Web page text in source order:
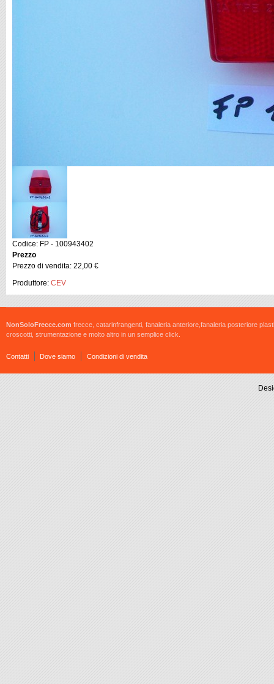
Codice: FP - 100943402
Prezzo
Prezzo di vendita: 22,00 €
Produttore: CEV
NonSoloFrecce.com frecce, catarinfrangenti, fanaleria anteriore,fanaleria posteriore
croscotti, strumentazione e molto altro in un semplice click.
Contatti Dove siamo Condizioni di vendita